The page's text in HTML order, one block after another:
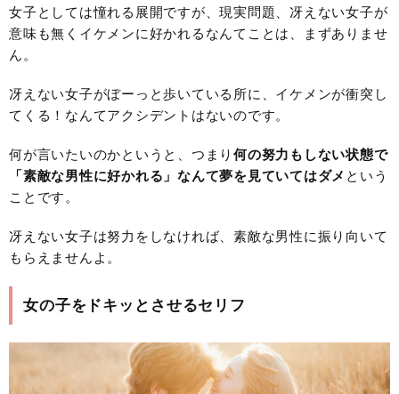
女子としては憧れる展開ですが、現実問題、冴えない女子が
意味も無くイケメンに好かれるなんてことは、まずありませ
ん。
冴えない女子がぼーっと歩いている所に、イケメンが衝突し
てくる！なんてアクシデントはないのです。
何が言いたいのかというと、つまり 何の努力もしない状態で
「素敵な男性に好かれる」なんて夢を見ていてはダメ という
ことです。
冴えない女子は努力をしなければ、素敵な男性に振り向いて
もらえませんよ。
女の子をドキッとさせるセリフ